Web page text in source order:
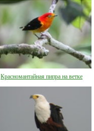
Красномантайная пипра на ветке